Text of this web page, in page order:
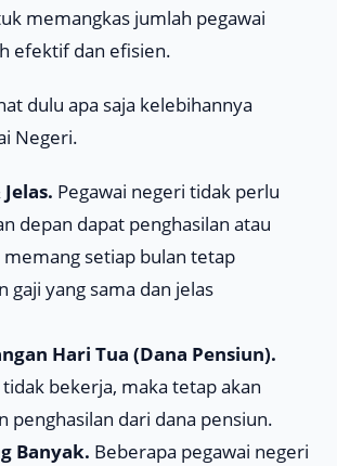
memangkas jumlah pegawai
efektif dan efisien.
dulu apa saja kelebihannya
Negeri.
Pegawai negeri tidak perlu
depan dapat penghasilan atau
setiap bulan tetap
gaji yang sama dan jelas
Hari Tua (Dana Pensiun).
bekerja, maka tetap akan
penghasilan dari dana pensiun.
Banyak. Beberapa pegawai negeri